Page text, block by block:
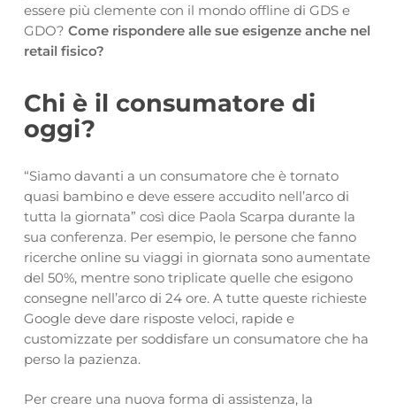
essere più clemente con il mondo offline di GDS e
GDO? Come rispondere alle sue esigenze anche nel
retail fisico?
Chi è il consumatore di
oggi?
“Siamo davanti a un consumatore che è tornato
quasi bambino e deve essere accudito nell’arco di
tutta la giornata” così dice Paola Scarpa durante la
sua conferenza. Per esempio, le persone che fanno
ricerche online su viaggi in giornata sono aumentate
del 50%, mentre sono triplicate quelle che esigono
consegne nell’arco di 24 ore. A tutte queste richieste
Google deve dare risposte veloci, rapide e
customizzate per soddisfare un consumatore che ha
perso la pazienza.
Per creare una nuova forma di assistenza, la